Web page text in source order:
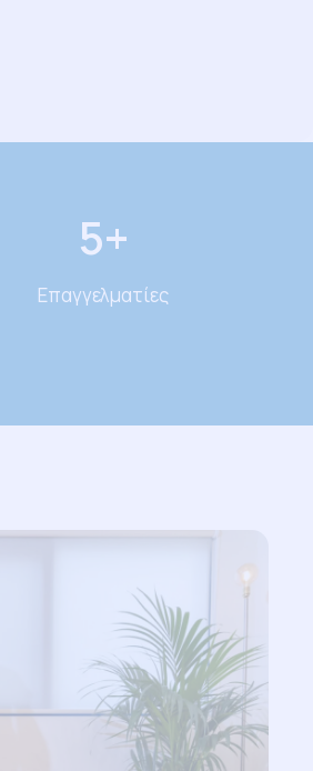
5+
Επαγγελματίες